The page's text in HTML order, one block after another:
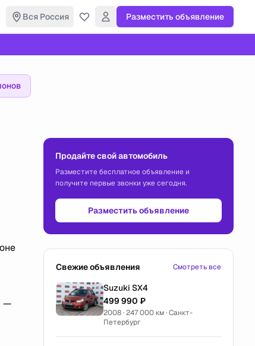
Вся Россия Разместить объявление
—
Продайте свой автомобиль
Разместите бесплатное объявление и
получите первые звонки уже сегодня.
Разместить объявление
Свежие объявления Смотреть все
Suzuki SX4
499 990 ₽
2008 · 247 000 км · Санкт-
Петербург